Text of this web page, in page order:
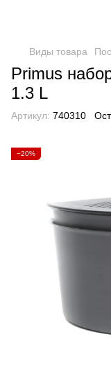
Виды товара
Primus
1.3 L
Артикул: 740310
−20%